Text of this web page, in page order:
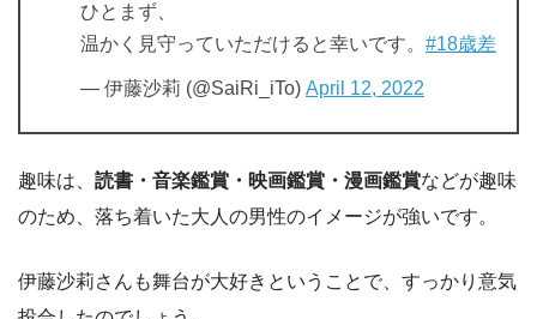
ひとまず、
温かく見守っていただけると幸いです。 #18歳差
— 伊藤沙莉 (@SaiRi_iTo) April 12, 2022
趣味は、 読書・音楽鑑賞・映画鑑賞・漫画鑑賞などが趣味
のため、落ち着いた大人の男性のイメージが強いです。
伊藤沙莉さんも舞台が大好きということで、すっかり意気